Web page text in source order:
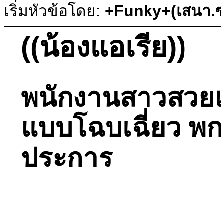
เริ่มหัวข้อโดย: +Funky+(เสนา
((น้องแอเรีย))
พนักงานสาวสว
แบบโฉบเฉี่ยว พ
ประการ